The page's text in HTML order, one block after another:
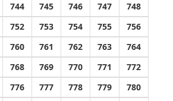
744 745 746 747
748
752 753 754 755
756
760 761 762 763
764
768 769 770 771
772
776 777 778 779
780